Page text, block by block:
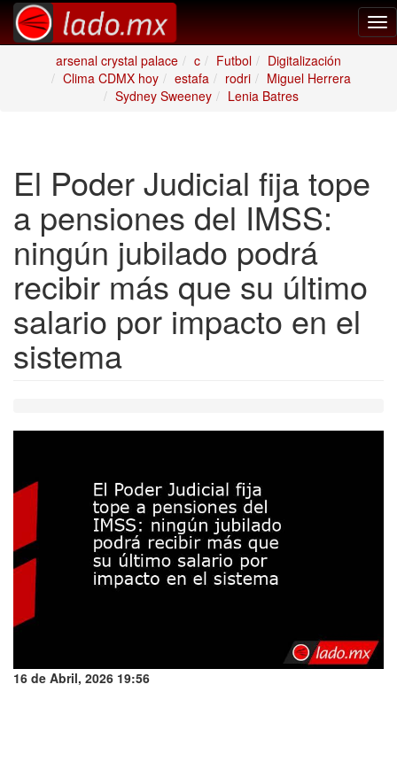
arsenal crystal palace
c Futbol
Digitalización
Clima CDMX hoy
estafa rodri
Miguel Herrera
Sydney Sweeney
Lenia Batres
El Poder Judicial fija tope
a pensiones del IMSS:
ningún jubilado podrá
recibir más que su último
salario por impacto en el
sistema
16 de Abril, 2026 19:56